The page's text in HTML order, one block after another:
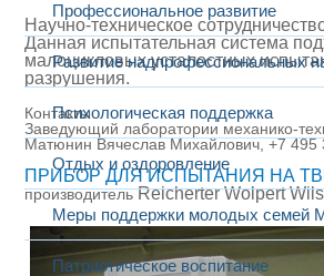
Профессиональное развитие
Развитие надпрофессиональных
Психологическая поддержка
Отдых и оздоровление
Меры поддержки молодых семей
Патриотическое воспитание
Научно-техническое
Данная испытательная система
малоцикловых усталостных
разрушения.
Контакты
Заведующий лаборатории механико-
Матюнин Вячеслав Михайлович, +7 495
ПРИБОР ДЛЯ ИСПЫТАНИЯ НА
производитель​Reicherter Wolpert